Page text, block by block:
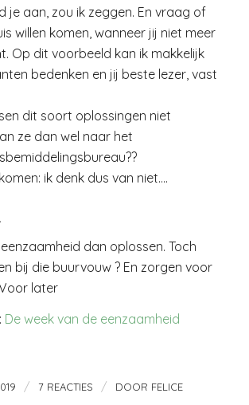
je aan, zou ik zeggen. En vraag of
willen komen, wanneer jij niet meer
Op dit voorbeeld kan ik makkelijk
bedenken en jij beste lezer, vast
dit soort oplossingen niet
ze dan wel naar het
ik denk dus van niet….
dan oplossen. Toch
bij die buurvouw ? En zorgen voor
later
De week van de eenzaamheid
/ 7 REACTIES / DOOR FELICE